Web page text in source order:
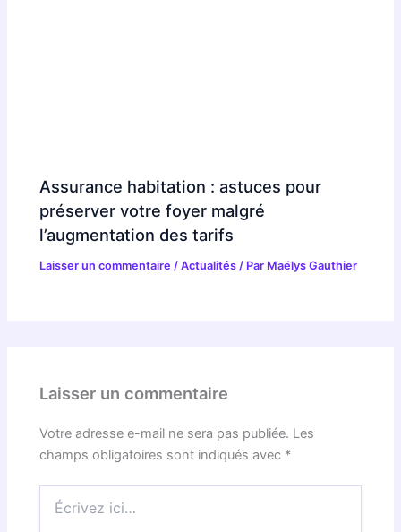
Assurance habitation : astuces pour
préserver votre foyer malgré
l’augmentation des tarifs
Laisser un commentaire /Actualités / Par Maëlys Gauthier
Laisser un commentaire
Votre adresse e-mail ne sera pas publiée. Les
champs obligatoires sont indiqués avec *
ici…